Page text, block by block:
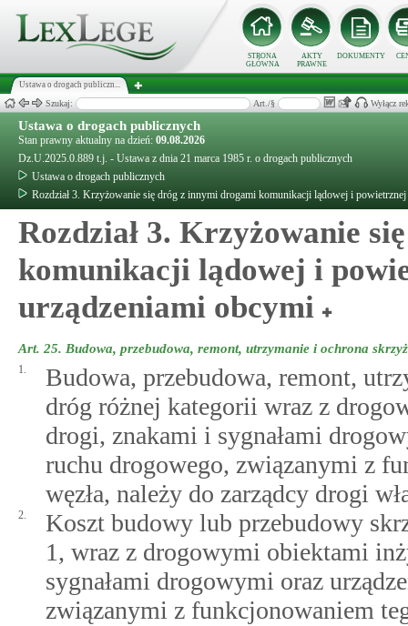
STRONA
GŁÓWNA
AKTY
PRAWNE
DOKUMENTY
Ustawa o drogach publiczn...
Szukaj: Art./§ Wyłącz
Ustawa o drogach publicznych
Stan prawny aktualny na dzień: 09.08.2026
Dz.U.2025.0.889 t.j. - Ustawa z dnia 21 marca 1985 r. o drogach publicznych
Ustawa o drogach publicznych
Rozdział 3. Krzyżowanie się dróg z innymi drogami komunikacji lądowej i
Rozdział 3. Krzyżowanie
komunikacji lądowej i
urządzeniami obcymi
Art. 25. Budowa, przebudowa, remont, utrzymanie i ochrona
1.
Budowa, przebudowa, remont,
dróg różnej kategorii wraz z
drogi, znakami i sygnałami
ruchu drogowego, związanymi z
węzła, należy do zarządcy drogi
2.
Koszt budowy lub przebudowy
1, wraz z drogowymi obiektami
sygnałami drogowymi oraz
związanymi z funkcjonowaniem